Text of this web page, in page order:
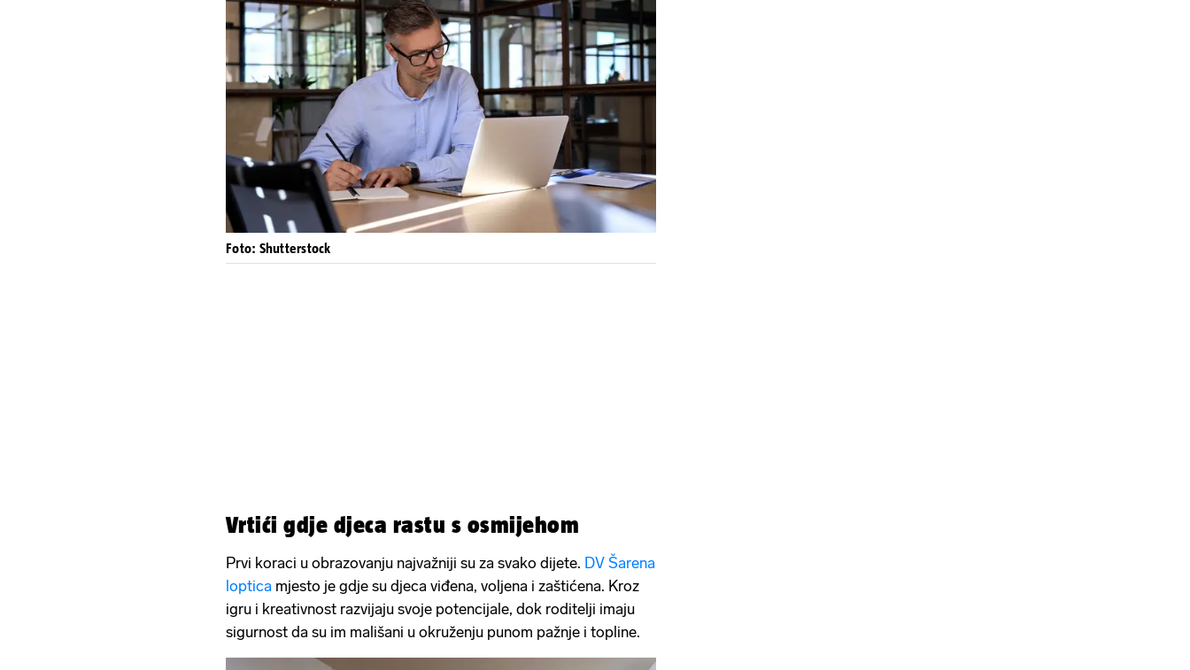
Foto: Shutterstock
Vrtići gdje djeca rastu s osmijehom
Prvi koraci u obrazovanju najvažniji su za svako dijete. DV Šarena
loptica mjesto je gdje su djeca viđena, voljena i zaštićena. Kroz
igru i kreativnost razvijaju svoje potencijale, dok roditelji imaju
sigurnost da su im mališani u okruženju punom pažnje i topline.